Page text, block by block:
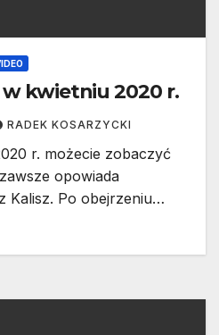
kwietniu 2020 r.
RADEK KOSARZYCKI
r. możecie zobaczyć
opowiada
Kalisz. Po obejrzeniu…